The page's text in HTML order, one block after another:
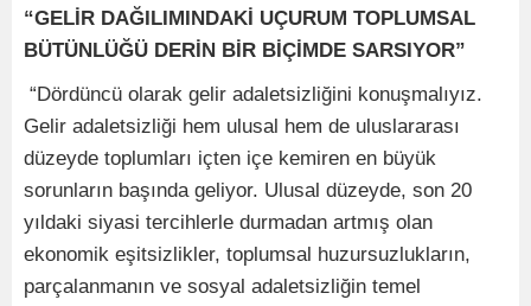
“GELİR DAĞILIMINDAKİ UÇURUM TOPLUMSAL
BÜTÜNLÜĞÜ DERİN BİR BİÇİMDE SARSIYOR”
“Dördüncü olarak gelir adaletsizliğini konuşmalıyız.
Gelir adaletsizliği hem ulusal hem de uluslararası
düzeyde toplumları içten içe kemiren en büyük
sorunların başında geliyor. Ulusal düzeyde, son 20
yıldaki siyasi tercihlerle durmadan artmış olan
ekonomik eşitsizlikler, toplumsal huzursuzlukların,
parçalanmanın ve sosyal adaletsizliğin temel